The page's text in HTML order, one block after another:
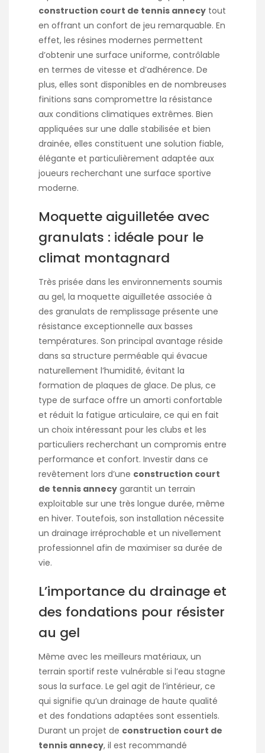
construction court de tennis annecy tout
en offrant un confort de jeu remarquable. En
effet, les résines modernes permettent
d’obtenir une surface uniforme, contrôlable
en termes de vitesse et d’adhérence. De
plus, elles sont disponibles en de nombreuses
finitions sans compromettre la résistance
aux conditions climatiques extrêmes. Bien
appliquées sur une dalle stabilisée et bien
drainée, elles constituent une solution fiable,
élégante et particulièrement adaptée aux
joueurs recherchant une surface sportive
moderne.
Moquette aiguilletée avec
granulats : idéale pour le
climat montagnard
Très prisée dans les environnements soumis
au gel, la moquette aiguilletée associée à
des granulats de remplissage présente une
résistance exceptionnelle aux basses
températures. Son principal avantage réside
dans sa structure perméable qui évacue
naturellement l’humidité, évitant la
formation de plaques de glace. De plus, ce
type de surface offre un amorti confortable
et réduit la fatigue articulaire, ce qui en fait
un choix intéressant pour les clubs et les
particuliers recherchant un compromis entre
performance et confort. Investir dans ce
revêtement lors d’une construction court
de tennis annecy garantit un terrain
exploitable sur une très longue durée, même
en hiver. Toutefois, son installation nécessite
un drainage irréprochable et un nivellement
professionnel afin de maximiser sa durée de
vie.
L’importance du drainage et
des fondations pour résister
au gel
Même avec les meilleurs matériaux, un
terrain sportif reste vulnérable si l’eau stagne
sous la surface. Le gel agit de l’intérieur, ce
qui signifie qu’un drainage de haute qualité
et des fondations adaptées sont essentiels.
Durant un projet de construction court de
tennis annecy, il est recommandé